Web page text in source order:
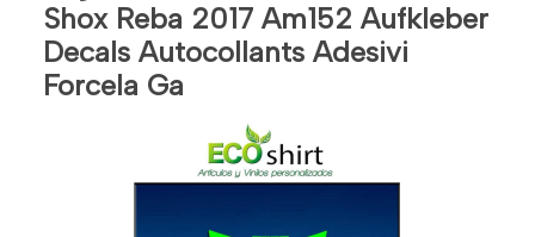
Shox Reba 2017 Am152 Aufkleber
Decals Autocollants Adesivi
Forcela Ga